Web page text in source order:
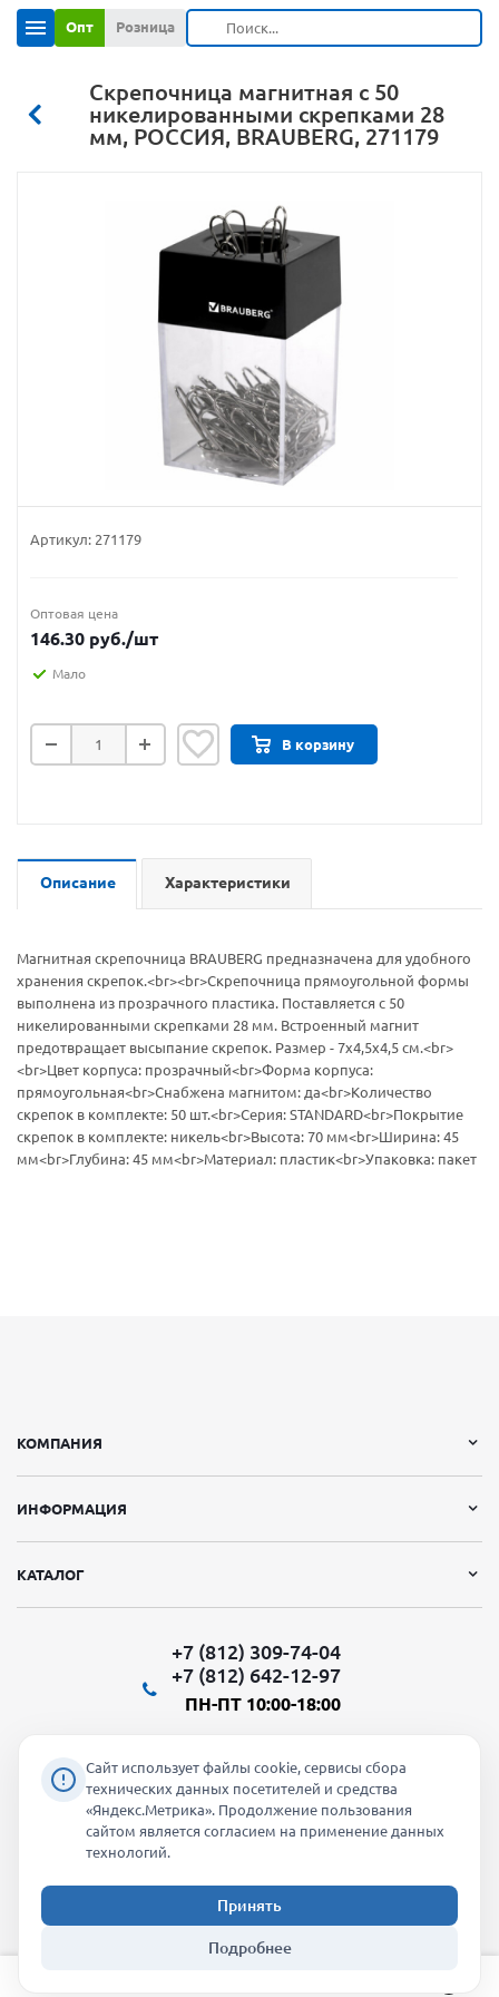
Опт Розница
Скрепочница магнитная с 50
никелированными скрепками 28
мм, РОССИЯ, BRAUBERG, 271179
Артикул: 271179
Оптовая цена
146.30 руб./шт
Мало
В корзину
Описание Характеристики
Магнитная скрепочница BRAUBERG предназначена для удобного
хранения скрепок.<br><br>Скрепочница прямоугольной формы
выполнена из прозрачного пластика. Поставляется с 50
никелированными скрепками 28 мм. Встроенный магнит
предотвращает высыпание скрепок. Размер - 7x4,5х4,5 см.<br>
<br>Цвет корпуса: прозрачный<br>Форма корпуса:
прямоугольная<br>Снабжена магнитом: да<br>Количество
скрепок в комплекте: 50 шт.<br>Серия: STANDARD<br>Покрытие
скрепок в комплекте: никель<br>Высота: 70 мм<br>Ширина: 45
мм<br>Глубина: 45 мм<br>Материал: пластик<br>Упаковка: пакет
КОМПАНИЯ
ИНФОРМАЦИЯ
КАТАЛОГ
+7 (812) 309-74-04
+7 (812) 642-12-97
ПН-ПТ 10:00-18:00
Мы в социальных сетях:
2026 © "Молти" - оптовый магазин
info@molti-shop.ru
Сайт использует файлы cookie, сервисы сбора
технических данных посетителей и средства
«Яндекс.Метрика». Продолжение пользования
сайтом является согласием на применение данных
технологий.
Принять
Подробнее